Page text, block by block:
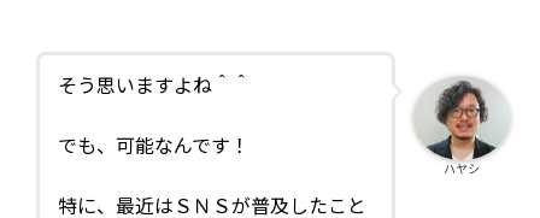
そう思いますよね＾＾
でも、可能なんです！
特に、最近はＳＮＳが普及したこと
ハヤシ